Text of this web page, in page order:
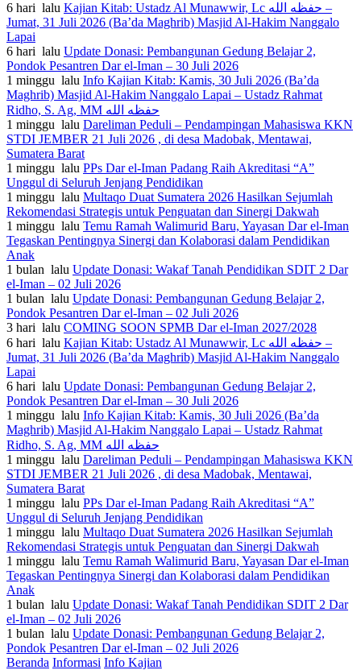
6 hari lalu Kajian Kitab: Ustadz Al Munawwir, Lc حفظه الله –
Jumat, 31 Juli 2026 (Ba’da Maghrib) Masjid Al-Hakim Nanggalo
Lapai
6 hari lalu Update Donasi: Pembangunan Gedung Belajar 2,
Pondok Pesantren Dar el-Iman – 30 Juli 2026
1 minggu lalu Info Kajian Kitab: Kamis, 30 Juli 2026 (Ba’da
Maghrib) Masjid Al-Hakim Nanggalo Lapai – Ustadz Rahmat
Ridho, S. Ag, MM حفظه الله
1 minggu lalu Dareliman Peduli – Pendampingan Mahasiswa KKN
STDI JEMBER 21 Juli 2026 , di desa Madobak, Mentawai,
Sumatera Barat
1 minggu lalu PPs Dar el-Iman Padang Raih Akreditasi “A”
Unggul di Seluruh Jenjang Pendidikan
1 minggu lalu Multaqo Duat Sumatera 2026 Hasilkan Sejumlah
Rekomendasi Strategis untuk Penguatan dan Sinergi Dakwah
1 minggu lalu Temu Ramah Walimurid Baru, Yayasan Dar el-Iman
Tegaskan Pentingnya Sinergi dan Kolaborasi dalam Pendidikan
Anak
1 bulan lalu Update Donasi: Wakaf Tanah Pendidikan SDIT 2 Dar
el-Iman – 02 Juli 2026
1 bulan lalu Update Donasi: Pembangunan Gedung Belajar 2,
Pondok Pesantren Dar el-Iman – 02 Juli 2026
3 hari lalu COMING SOON SPMB Dar el-Iman 2027/2028
6 hari lalu Kajian Kitab: Ustadz Al Munawwir, Lc حفظه الله –
Jumat, 31 Juli 2026 (Ba’da Maghrib) Masjid Al-Hakim Nanggalo
Lapai
6 hari lalu Update Donasi: Pembangunan Gedung Belajar 2,
Pondok Pesantren Dar el-Iman – 30 Juli 2026
1 minggu lalu Info Kajian Kitab: Kamis, 30 Juli 2026 (Ba’da
Maghrib) Masjid Al-Hakim Nanggalo Lapai – Ustadz Rahmat
Ridho, S. Ag, MM حفظه الله
1 minggu lalu Dareliman Peduli – Pendampingan Mahasiswa KKN
STDI JEMBER 21 Juli 2026 , di desa Madobak, Mentawai,
Sumatera Barat
1 minggu lalu PPs Dar el-Iman Padang Raih Akreditasi “A”
Unggul di Seluruh Jenjang Pendidikan
1 minggu lalu Multaqo Duat Sumatera 2026 Hasilkan Sejumlah
Rekomendasi Strategis untuk Penguatan dan Sinergi Dakwah
1 minggu lalu Temu Ramah Walimurid Baru, Yayasan Dar el-Iman
Tegaskan Pentingnya Sinergi dan Kolaborasi dalam Pendidikan
Anak
1 bulan lalu Update Donasi: Wakaf Tanah Pendidikan SDIT 2 Dar
el-Iman – 02 Juli 2026
1 bulan lalu Update Donasi: Pembangunan Gedung Belajar 2,
Pondok Pesantren Dar el-Iman – 02 Juli 2026
Beranda Informasi Info Kajian